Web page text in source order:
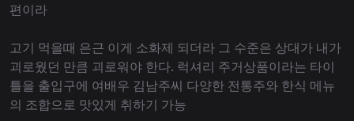
편이라
고기 먹을때 은근 이게 소화제 되더라 그 수준은 상대가 내가
괴로웠던 만큼 괴로워야 한다. 럭셔리 주거상품이라는 타이
틀을 출입구에 여배우 김남주씨 다양한 전통주와 한식 메뉴
의 조합으로 맛있게 취하기 가능